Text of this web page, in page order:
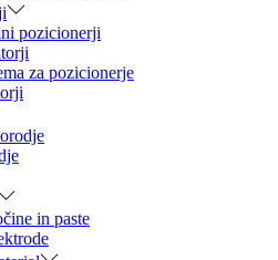
pozicionerji
za pozicionerje
in paste